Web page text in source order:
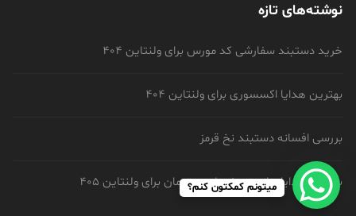
نوشته‌های تازه
خرید دستبند سفارشی کد مورس برای ولنتاین 404
بهترین هدایا اکسسوری برای ولنتاین 404
بررسی افسانه دستبند نخ قرمز
بهترین هدایا زنانه زیر 1 میلیون تومان برای ولنتاین 405میتونم کمکتون کنم؟